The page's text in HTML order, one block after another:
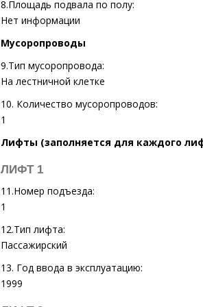
8.Площадь подвала по полу:
Нет информации
Мусоропроводы
9.Тип мусоропровода:
На лестничной клетке
10. Количество мусоропроводов:
1
Лифты (заполняется для каждого
ЛИФТ 1
11.Номер подъезда:
1
12.Тип лифта:
Пассажирский
13. Год ввода в эксплуатацию:
1999